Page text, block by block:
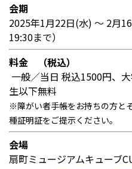
会期
2025年1月22日(水) ～ 2月
19:30まで）
料金 （税込）
一般／当日 税込1500円、
生以下無料
※障がい者手帳をお持ちの方と
種証明証をご提示ください。
会場
扇町ミュージアムキューブ